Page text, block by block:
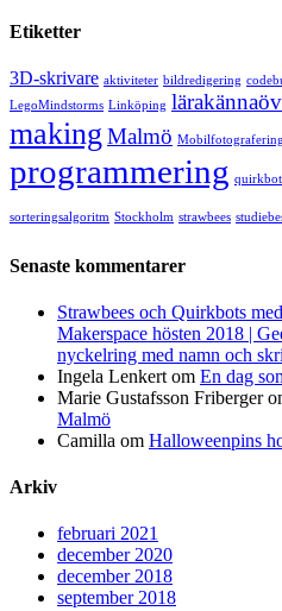
Etiketter
3D-skrivare aktiviteter bildredigering
LegoMindstorms Linköping
making Malmö Mobilfotografering
programmering quirkbot
sorteringsalgoritm Stockholm strawbees
Senaste kommentarer
Strawbees och Quirkbots
Makerspace hösten 2018 |
nyckelring med namn och
Ingela Lenkert om En dag
Marie Gustafsson Friberger
Malmö
Camilla om Halloweenpins
Arkiv
februari 2021
december 2020
december 2018
september 2018